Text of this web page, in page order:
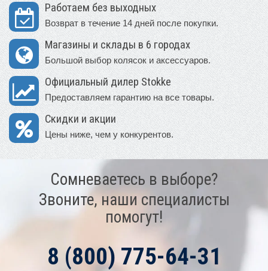
Работаем без выходных
Возврат в течение 14 дней после покупки.
Магазины и склады в 6 городах
Большой выбор колясок и аксессуаров.
Официальный дилер Stokke
Предоставляем гарантию на все товары.
Скидки и акции
Цены ниже, чем у конкурентов.
Сомневаетесь в выборе?
Звоните, наши специалисты
помогут!
8 (800) 775-64-31